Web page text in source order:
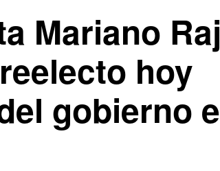
Mariano
hoy
gobierno